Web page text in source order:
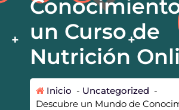
un Curso de
Nutrición
Inicio - Uncategorized -
Descubre un Mundo de